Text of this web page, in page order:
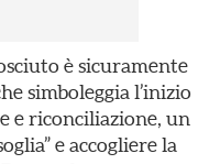
è sicuramente
simboleggia l’inizio
e riconciliazione, un
e accogliere la